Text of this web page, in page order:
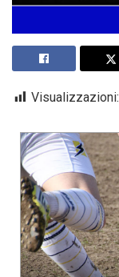
Visualizzazioni: